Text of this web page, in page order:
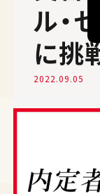
ル・
に挑
2022.09.05